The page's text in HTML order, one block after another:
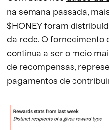
na semana passada,
$HONEY foram
da rede. O fornecimento
continua a ser o meio
de recompensas,
pagamentos de